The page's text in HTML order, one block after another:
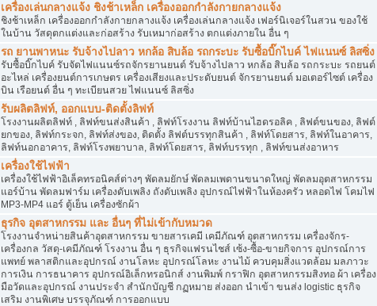
เครื่องเล่นกลางแจ้ง ชิงช้าเหล็ก เครื่องออกกำลังกายกลางแจ้ง
ชิงช้าเหล็ก เครื่องออกกำลังกายกลางแจ้ง เครื่องเล่นกลางแจ้ง เฟอร์นิเจอร์ในสวน ของใช้
ในบ้าน วัสดุตกแต่งและก่อสร้าง รับเหมาก่อสร้าง ตกแต่งภายใน อื่น ๆ
รถ ยานพาหนะ รับจ้างไปลาว หกล้อ สิบล้อ รถกระบะ รับซื้อบิ๊กไบค์ ไฟแนนซ์ ลิสซิ่ง
รับซื้อบิ๊กไบค์ รับจัดไฟแนนซ์รถจักรยานยนต์ รับจ้างไปลาว หกล้อ สิบล้อ รถกระบะ รถยนต์
อะไหล่ เครื่องยนต์การเกษตร เครื่องเสียงและประดับยนต์ จักรยานยนต์ มอเตอร์ไซต์ เครื่อง
บิน เรือยนต์ อื่น ๆ ทะเบียนสวย ไฟแนนซ์ ลิสซิ่ง
รับผลิตลิฟท์, ออกแบบ-ติดตั้งลิฟท์
โรงงานผลิตลิฟท์ , ลิฟท์ขนส่งสินค้า , ลิฟท์โรงงาน ลิฟท์บ้านไฮดรอลิค , ลิฟต์ขนของ, ลิฟต์
ยกของ, ลิฟท์กระจก, ลิฟท์ส่งของ, ติดตั้ง ลิฟต์บรรทุกสินค้า , ลิฟท์โดยสาร, ลิฟท์ในอาคาร,
ลิฟท์นอกอาคาร, ลิฟท์โรงพยาบาล, ลิฟท์โดยสาร, ลิฟท์บรรทุก , ลิฟท์ขนส่งอาหาร
เครื่องใช้ไฟฟ้า
เครื่องใช้ไฟฟ้าอิเล็คทรอนิคส์ต่างๆ พัดลมยักษ์ พัดลมเพดานขนาดใหญ่ พัดลมอุตสาหกรรม
แอร์บ้าน พัดลมฟาร์ม เครื่องดับเพลิง ถังดับเพลิง อุปกรณ์ไฟฟ้าในห้องครัว หลอดไฟ โคมไฟ
MP3-MP4 แอร์ ตู้เย็น เครื่องซักผ้า
ธุรกิจ อุตสาหกรรม และ อื่นๆ ที่ไม่เข้ากับหมวด
โรงงานจำหน่ายสินค้าอุตสาหกรรม ขายสารเคมี เคมีภัณฑ์ อุตสาหกรรม เครื่องจักร-
เครื่องกล วัสดุ-เคมีภัณฑ์ โรงงาน อื่น ๆ ธุรกิจแฟรนไชส์ เซ้ง-ซื้อ-ขายกิจการ อุปกรณ์การ
แพทย์ พลาสติกและอุปกรณ์ งานโลหะ อุปกรณ์โลหะ งานไม้ ควบคุมสิ่งแวดล้อม มลภาวะ
การเงิน การธนาคาร อุปกรณ์อิเล็กทรอนิกส์ งานพิมพ์ กราฟิก อุตสาหกรรมสิงทอ ผ้า เครื่อง
มือวัดและอุปกรณ์ งานประจำ สำนักบัญชี กฏหมาย ส่งออก นำเข้า ขนส่ง logistic ธุรกิจ
เสริม งานพิเศษ บรรจุภัณฑ์ การออกแบบ